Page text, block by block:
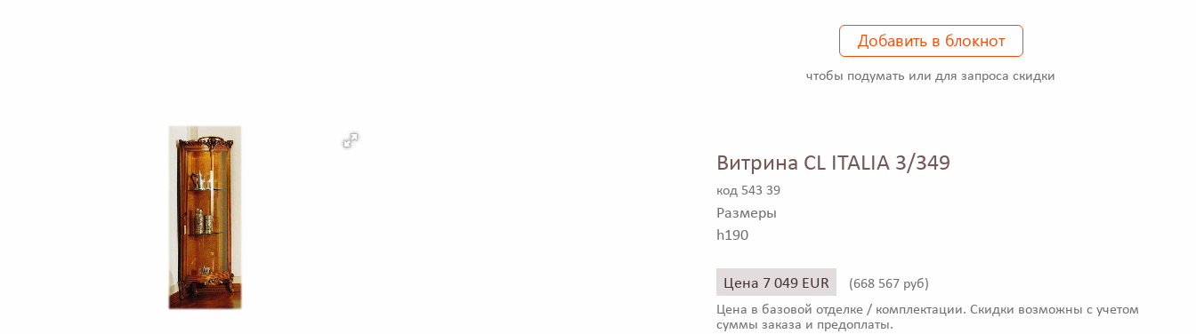
Добавить в блокнот
чтобы подумать или для запроса скидки
Витрина CL ITALIA 3/349
код 543 39
Размеры
h190
Цена 7 049 EUR (668 567 руб)
Цена в базовой отделке / комплектации. Скидки возможны с учетом
суммы заказа и предоплаты.